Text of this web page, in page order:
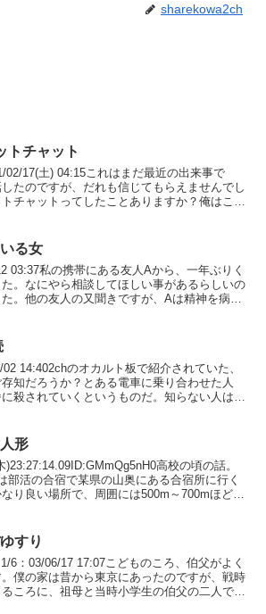
sharekowa2ch
トチャット
02/17(土) 04:15これはまだ最近の出来事で
たのですが、だれも信じてもらえませんでし
チャットってしたことありますか？俺はこの
る女
03:37私の携帯にある友人Aから、一年ぶりく
。なにやら相談してほしい事があるらしいの
。他の友人の又聞きですが、Aは精神を病ん
14:402chのオカルト板で紹介されていた、
存知だろうか？とある電車に乗り合わせた人
殺されていくというものだ。知らない人は
形
)23:27:14.09ID:GMmQg5nH0高校の頃の話。
部活の合宿で某県の山奥にある合宿所に行く
り良い場所で、周囲には500m～700mほど離
すり
：03/06/17 17:07こどものころ、伯父がよく
僕の家は昔から東京にあったのですが、戦時
ころに、祖母と当時小学生の伯父の二人で、